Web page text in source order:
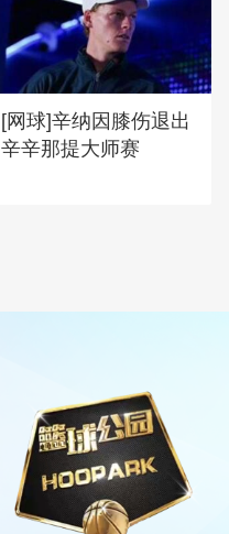
[网球]辛纳因膝伤退出
辛辛那提大师赛